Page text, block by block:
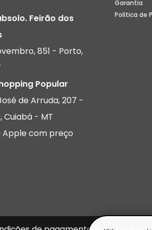
Feirão dos
851 - Porto,
Popular
de Arruda, 207 -
Cuiabá - MT
Apple com preço
Garantia
Política de